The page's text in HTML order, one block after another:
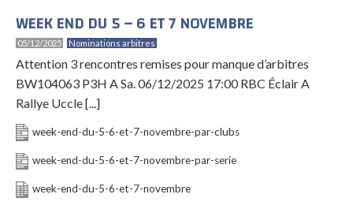
WEEK END DU 5 – 6 ET 7 NOVEMBRE
05/12/2025 Nominations arbitres
Attention 3 rencontres remises pour manque d’arbitres
BW104063 P3H A Sa. 06/12/2025 17:00 RBC Éclair A
Rallye Uccle [...]
week-end-du-5-6-et-7-novembre-par-clubs
week-end-du-5-6-et-7-novembre-par-serie
week-end-du-5-6-et-7-novembre